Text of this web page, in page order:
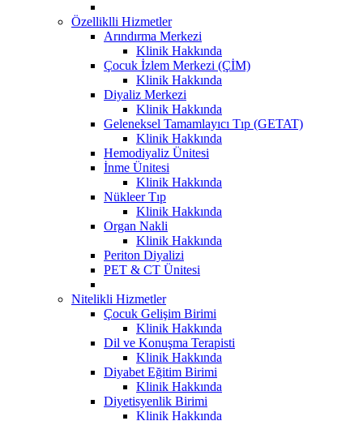
Özelliklli Hizmetler
Arındırma Merkezi
Klinik Hakkında
Çocuk İzlem Merkezi (ÇİM)
Klinik Hakkında
Diyaliz Merkezi
Klinik Hakkında
Geleneksel Tamamlayıcı Tıp (GETAT)
Klinik Hakkında
Hemodiyaliz Ünitesi
İnme Ünitesi
Klinik Hakkında
Nükleer Tıp
Klinik Hakkında
Organ Nakli
Klinik Hakkında
Periton Diyalizi
PET & CT Ünitesi
Nitelikli Hizmetler
Çocuk Gelişim Birimi
Klinik Hakkında
Dil ve Konuşma Terapisti
Klinik Hakkında
Diyabet Eğitim Birimi
Klinik Hakkında
Diyetisyenlik Birimi
Klinik Hakkında